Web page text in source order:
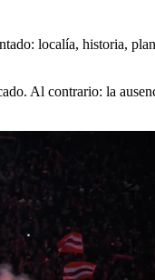
localía, historia,
Al contrario: la